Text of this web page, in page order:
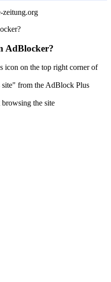
zeitung.org
AdBlocker?
icon on the top right corner of
from the AdBlock Plus
browsing the site